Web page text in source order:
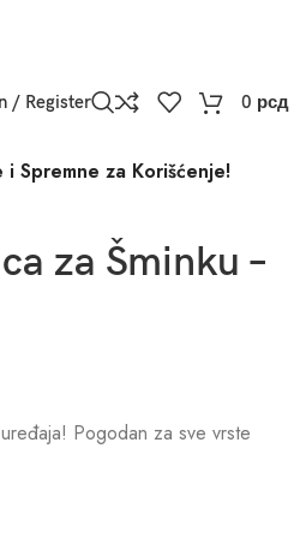
/ Register 0 рсд
Spremne za Korišćenje!
za Šminku –
Pogodan za sve vrste